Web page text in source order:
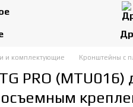
и комплектующие Кронштейны с
PRO (MTU016)